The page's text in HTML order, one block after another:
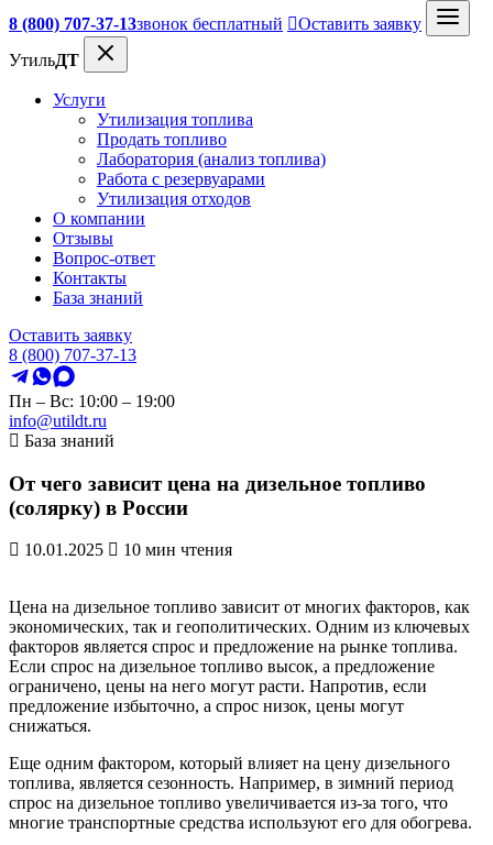
8 (800) 707-37-13звонок бесплатный
Оставить заявку
УтильДТ
Услуги
Утилизация топлива
Продать топливо
Лаборатория (анализ топлива)
Работа с резервуарами
Утилизация отходов
О компании
Отзывы
Вопрос-ответ
Контакты
База знаний
Оставить заявку
8 (800) 707-37-13
Пн – Вс: 10:00 – 19:00
info@utildt.ru
База знаний
От чего зависит цена на дизельное топливо
(солярку) в России
10.01.2025 10 мин чтения
Цена на дизельное топливо зависит от многих факторов, как
экономических, так и геополитических. Одним из ключевых
факторов является спрос и предложение на рынке топлива.
Если спрос на дизельное топливо высок, а предложение
ограничено, цены на него могут расти. Напротив, если
предложение избыточно, а спрос низок, цены могут
снижаться.
Еще одним фактором, который влияет на цену дизельного
топлива, является сезонность. Например, в зимний период
спрос на дизельное топливо увеличивается из-за того, что
многие транспортные средства используют его для обогрева.